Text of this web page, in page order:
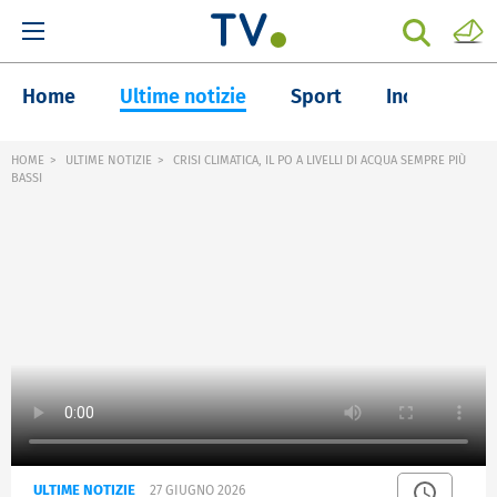
Home Ultime notizie Sport Inchieste
HOME ULTIME NOTIZIE
CRISI CLIMATICA, IL PO A LIVELLI DI ACQUA SEMPRE PIÙ
BASSI
ULTIME NOTIZIE 27 GIUGNO 2026